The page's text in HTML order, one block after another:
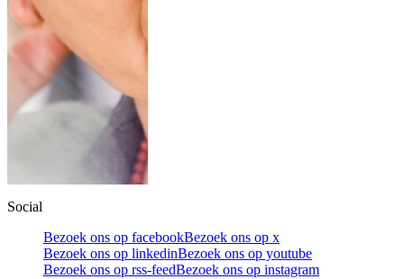
Social
Bezoek ons op facebookBezoek ons op x
Bezoek ons op linkedinBezoek ons op youtube
Bezoek ons op rss-feedBezoek ons op instagram